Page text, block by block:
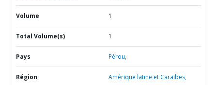
Volume 1
Total Volume(s) 1
Pays Pérou,
Région Amérique latine et Caraïbes,